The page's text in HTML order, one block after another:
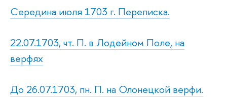
Середина июля 1703 г. Переписка.
22.07.1703, чт. П. в Лодейном Поле, на
верфях
До 26.07.1703, пн. П. на Олонецкой верфи.